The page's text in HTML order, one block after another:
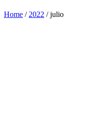
Home / 2022 /julio